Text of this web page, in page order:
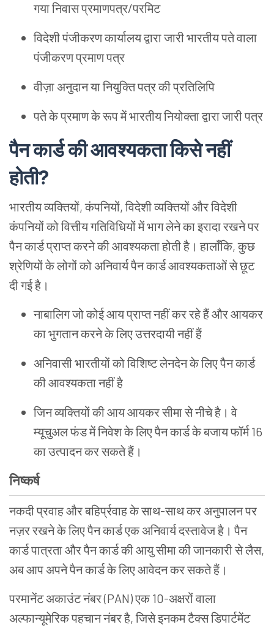
गया निवास प्रमाणपत्र/परमिट
विदेशी पंजीकरण कार्यालय द्वारा जारी भारतीय पते वाला
पंजीकरण प्रमाण पत्र
वीज़ा अनुदान या नियुक्ति पत्र की प्रतिलिपि
पते के प्रमाण के रूप में भारतीय नियोक्ता द्वारा जारी पत्र
पैनकार्डकीआवश्यकताकिसेनहीं
होती?
भारतीय व्यक्तियों, कंपनियों, विदेशी व्यक्तियों और विदेशी
कंपनियों को वित्तीय गतिविधियों में भाग लेने का इरादा रखने पर
पैन कार्ड प्राप्त करने की आवश्यकता होती है। हालाँकि, कुछ
श्रेणियों के लोगों को अनिवार्य पैन कार्ड आवश्यकताओं से छूट
दी गई है।
नाबालिग जो कोई आय प्राप्त नहीं कर रहे हैं और आयकर
का भुगतान करने के लिए उत्तरदायी नहीं हैं
अनिवासी भारतीयों को विशिष्ट लेनदेन के लिए पैन कार्ड
की आवश्यकता नहीं है
जिन व्यक्तियों की आय आयकर सीमा से नीचे है। वे
म्यूचुअल फंड में निवेश के लिए पैन कार्ड के बजाय फॉर्म 16
का उत्पादन कर सकते हैं।
निष्कर्ष
नकदी प्रवाह और बहिर्प्रवाह के साथ-साथ कर अनुपालन पर
नज़र रखने के लिए पैन कार्ड एक अनिवार्य दस्तावेज है। पैन
कार्ड पात्रता और पैन कार्ड की आयु सीमा की जानकारी से लैस,
अब आप अपने पैन कार्ड के लिए आवेदन कर सकते हैं।
परमानेंट अकाउंट नंबर (PAN) एक 10-अक्षरों वाला
अल्फान्यूमेरिक पहचान नंबर है, जिसे इनकम टैक्स डिपार्टमेंट